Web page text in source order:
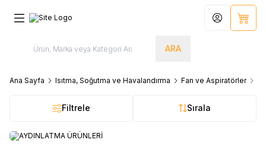
ARA
Hesabım
Ana Sayfa Isıtma, Soğutma ve Havalandırma Fan ve Aspiratörler
Filtrele Sırala